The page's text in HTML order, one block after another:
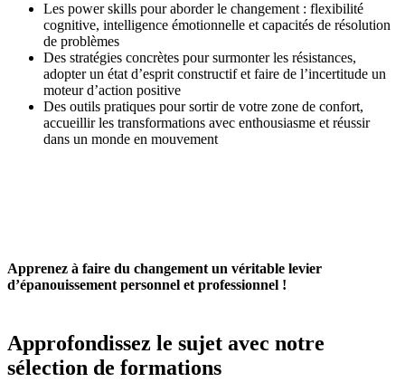
Les power skills pour aborder le changement : flexibilité
cognitive, intelligence émotionnelle et capacités de résolution
de problèmes
Des stratégies concrètes pour surmonter les résistances,
adopter un état d’esprit constructif et faire de l’incertitude un
moteur d’action positive
Des outils pratiques pour sortir de votre zone de confort,
accueillir les transformations avec enthousiasme et réussir
dans un monde en mouvement
Apprenez à faire du changement un véritable levier
d’épanouissement personnel et professionnel !
Approfondissez le sujet avec notre
sélection de formations